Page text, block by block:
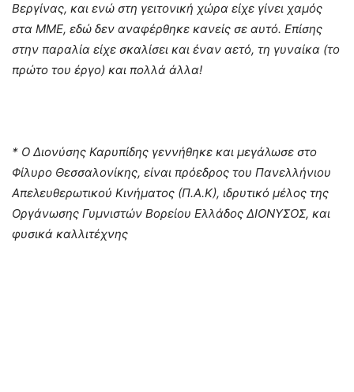
Βεργίνας, και ενώ στη γειτονική χώρα είχε γίνει χαμός
στα ΜΜΕ, εδώ δεν αναφέρθηκε κανείς σε αυτό. Επίσης
στην παραλία είχε σκαλίσει και έναν αετό, τη γυναίκα (το
πρώτο του έργο) και πολλά άλλα!
* Ο Διονύσης Καρυπίδης γεννήθηκε και μεγάλωσε στο
Φίλυρο Θεσσαλονίκης, είναι πρόεδρος του Πανελλήνιου
Απελευθερωτικού Κινήματος (Π.Α.Κ), ιδρυτικό μέλος της
Οργάνωσης Γυμνιστών Βορείου Ελλάδος ΔΙΟΝΥΣΟΣ, και
φυσικά καλλιτέχνης